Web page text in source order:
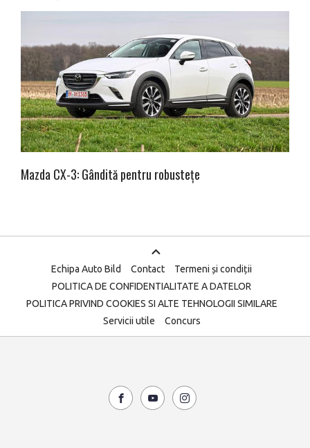
Mazda CX-3: Gândită pentru robustețe
Echipa Auto Bild Contact
Termeni și condiții
POLITICA DE CONFIDENTIALITATE A DATELOR
POLITICA PRIVIND COOKIES SI ALTE TEHNOLOGII SIMILARE
Servicii utile
Concurs